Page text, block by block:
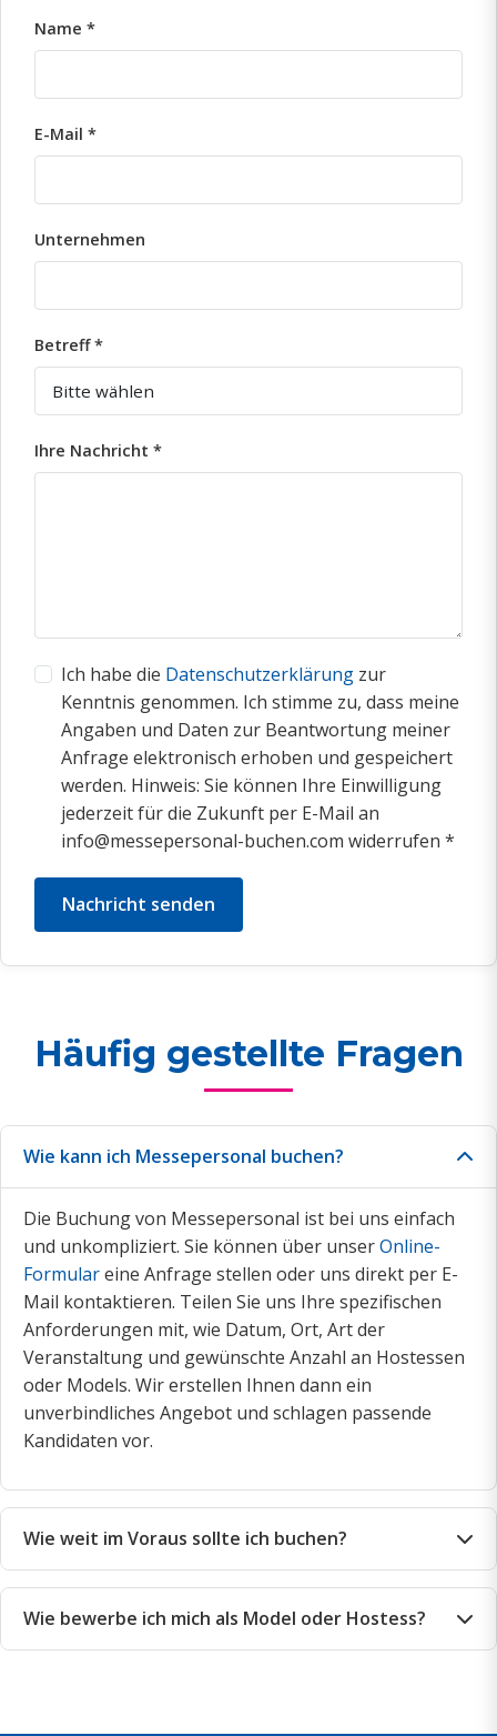
Name *
E-Mail *
Unternehmen
Betreff *
Ihre Nachricht *
Ich habe die Datenschutzerklärung zur
Kenntnis genommen. Ich stimme zu, dass meine
Angaben und Daten zur Beantwortung meiner
Anfrage elektronisch erhoben und gespeichert
werden. Hinweis: Sie können Ihre Einwilligung
jederzeit für die Zukunft per E-Mail an
info@messepersonal-buchen.com widerrufen *
Nachricht senden
Häufig gestellte Fragen
Wie kann ich Messepersonal buchen?
Die Buchung von Messepersonal ist bei uns einfach
und unkompliziert. Sie können über unserOnline-
Formulareine Anfrage stellen oder uns direkt per E-
Mail kontaktieren. Teilen Sie uns Ihre spezifischen
Anforderungen mit, wie Datum, Ort, Art der
Veranstaltung und gewünschte Anzahl an Hostessen
oder Models. Wir erstellen Ihnen dann ein
unverbindliches Angebot und schlagen passende
Kandidaten vor.
Wie weit im Voraus sollte ich buchen?
Wir empfehlen, Messepersonal mindestens 4-6
Wochen vor der Veranstaltung zu buchen, besonders
Wie bewerbe ich mich als Model oder Hostess?